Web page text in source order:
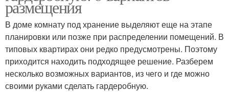
размещения
В доме комнату под хранение выделяют еще на этапе
планировки или позже при распределении помещений. В
типовых квартирах они редко предусмотрены. Поэтому
приходится находить подходящее решение. Разберем
несколько возможных вариантов, из чего и где можно
своими руками сделать гардеробную.